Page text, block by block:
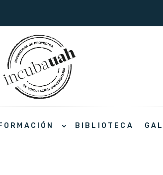
BIBLIOTECA